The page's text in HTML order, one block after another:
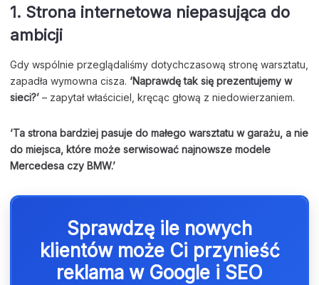
1. Strona internetowa niepasująca do
ambicji
Gdy wspólnie przeglądaliśmy dotychczasową stronę warsztatu,
zapadła wymowna cisza. ‘Naprawdę tak się prezentujemy w
sieci?’ – zapytał właściciel, kręcąc głową z niedowierzaniem.
‘Ta strona bardziej pasuje do małego warsztatu w garażu, a nie
do miejsca, które może serwisować najnowsze modele
Mercedesa czy BMW.’
Sprawdzę ile nowych
klientów może Ci przynieść
reklama w Google i SEO